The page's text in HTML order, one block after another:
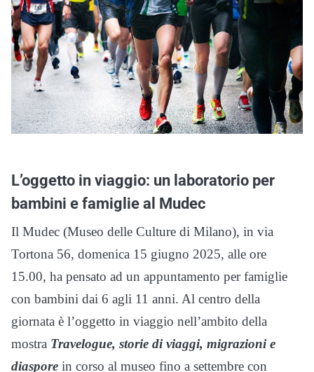
L’oggetto in viaggio: un laboratorio per
bambini e famiglie al Mudec
Il Mudec (Museo delle Culture di Milano), in via
Tortona 56, domenica 15 giugno 2025, alle ore
15.00, ha pensato ad un appuntamento per famiglie
con bambini dai 6 agli 11 anni. Al centro della
giornata è l’oggetto in viaggio nell’ambito della
mostra Travelogue, storie di viaggi, migrazioni e
diaspore in corso al museo fino a settembre con